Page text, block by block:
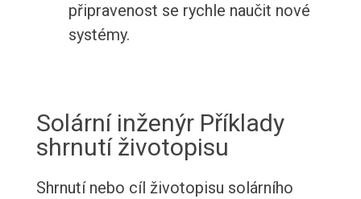
připravenost se rychle naučit nové
systémy.
Solární inženýr Příklady
shrnutí životopisu
Shrnutí nebo cíl životopisu solárního